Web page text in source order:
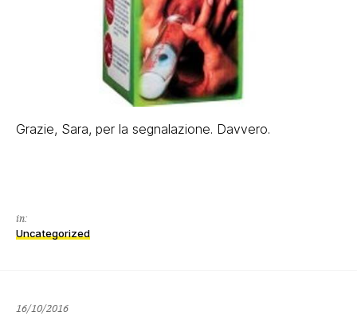
Grazie, Sara, per la segnalazione. Davvero.
in:
Uncategorized
16/10/2016